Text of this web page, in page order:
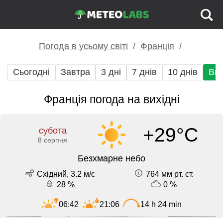
Погода в усьому світі Франція
Сьогодні Завтра 3 дні 7 днів 10 днів
Франція погода на вихідні
субота
8 серпня +29°C
Безхмарне небо
Східний, 3.2 м/с
764 мм рт. ст.
28 %
0 %
06:42 21:06 14 h 24 min